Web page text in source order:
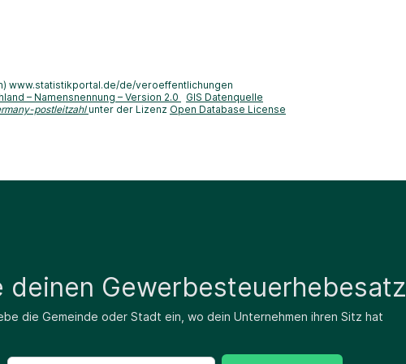
www.statistikportal.de/de/veroeffentlichungen
– Namensnennung – Version 2.0
GIS Datenquelle
postleitzahlunter der Lizenz Open Database License
deinen Gewerbesteuerhebesatz
die Gemeinde oder Stadt ein, wo dein Unternehmen ihren Sitz hat